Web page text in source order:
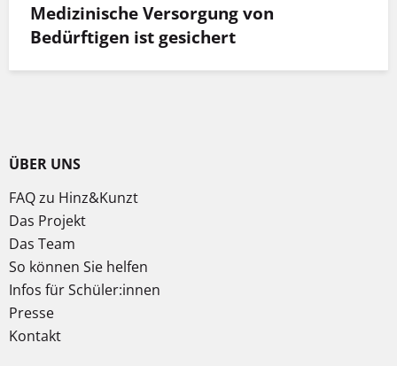
Medizinische Versorgung von
Bedürftigen ist gesichert
ÜBER UNS
FAQ zu Hinz&Kunzt
Das Projekt
Das Team
So können Sie helfen
Infos für Schüler:innen
Presse
Kontakt